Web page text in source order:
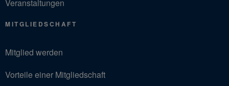
Veranstaltungen
MITGLIEDSCHAFT
Mitglied werden
Vorteile einer Mitgliedschaft